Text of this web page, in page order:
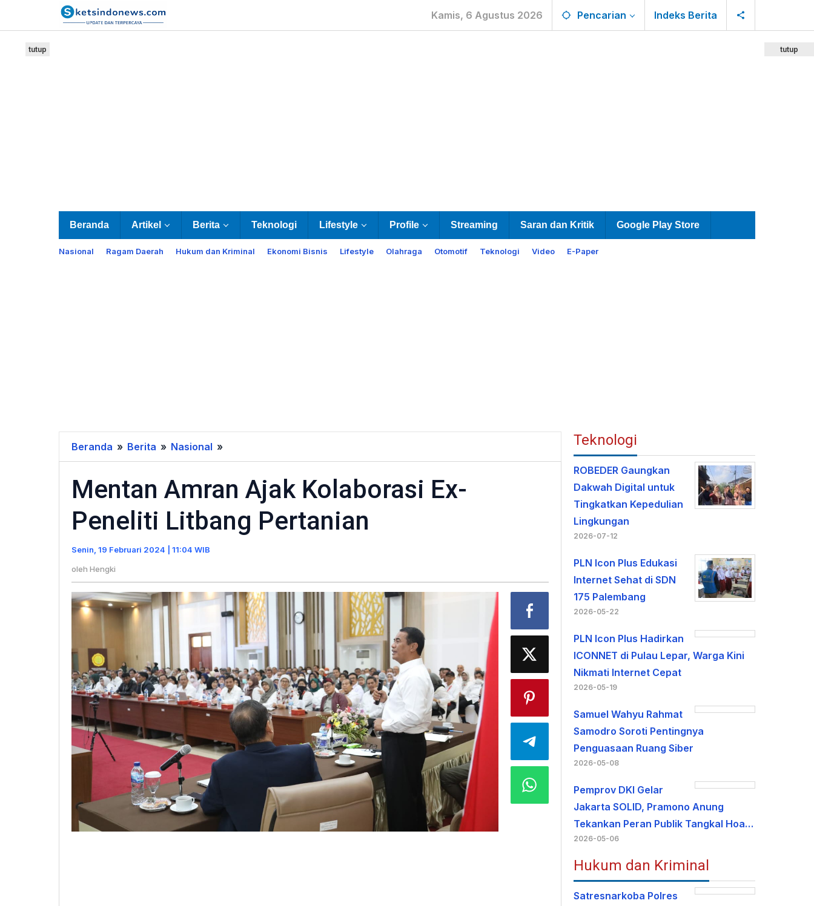
Kamis, 6 Agustus 2026 Pencarian Indeks Berita
Beranda Artikel Berita Teknologi Lifestyle Profile Streaming Saran dan Kritik Google Play Store
Nasional Ragam Daerah Hukum dan Kriminal Ekonomi Bisnis Lifestyle Olahraga Otomotif Teknologi Video E-Paper
tutup tutup
Beranda » Berita » Nasional »
Amran
Kolaborasi
Ex-
Peneliti
Mentan Amran Ajak Kolaborasi Ex-
Peneliti Litbang Pertanian
Senin, 19 Februari 2024 | 11:04 WIB
oleh Hengki
Teknologi
ROBEDER Gaungkan
Dakwah Digital untuk
Tingkatkan Kepedulian
Lingkungan
2026-07-12
PLN Icon Plus Edukasi
Internet Sehat di SDN
175 Palembang
2026-05-22
PLN Icon Plus Hadirkan
ICONNET di Pulau Lepar, Warga Kini
Nikmati Internet Cepat
2026-05-19
Samuel Wahyu Rahmat
Samodro Soroti Pentingnya
Penguasaan Ruang Siber
2026-05-08
Pemprov DKI Gelar
Jakarta SOLID, Pramono Anung
Tekankan Peran Publik Tangkal Hoa…
2026-05-06
Hukum dan Kriminal
Satresnarkoba Polres